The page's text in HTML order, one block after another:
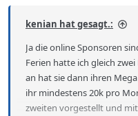
kenian hat gesagt.:
Ja die online Sponsoren
Ferien hatte ich gleich
an hat sie dann ihren
ihr mindestens 20k pro
zweiten vorgestellt und